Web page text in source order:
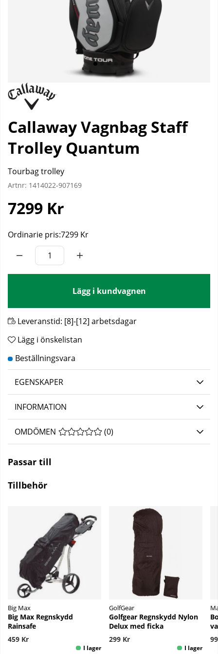
Callaway Vagnbag Staff
Trolley Quantum
Tourbag trolley
Artnr: 1414022-907169
7299 Kr
Ordinarie pris:7299 Kr
Lägg i kundvagnen
Leveranstid: [8]-[12] arbetsdagar
Lägg i önskelistan
EGENSKAPER
INFORMATION
OMDÖMEN MEDELBETYG 0 AV 5 ANTAL BETYG 0
(0)
Passar till
Tillbehör
Big Max
Big Max Regnskydd
Rainsafe
459 Kr
GolfGear
Golfgear Regnskydd Nylon
Delux med ficka
299 Kr